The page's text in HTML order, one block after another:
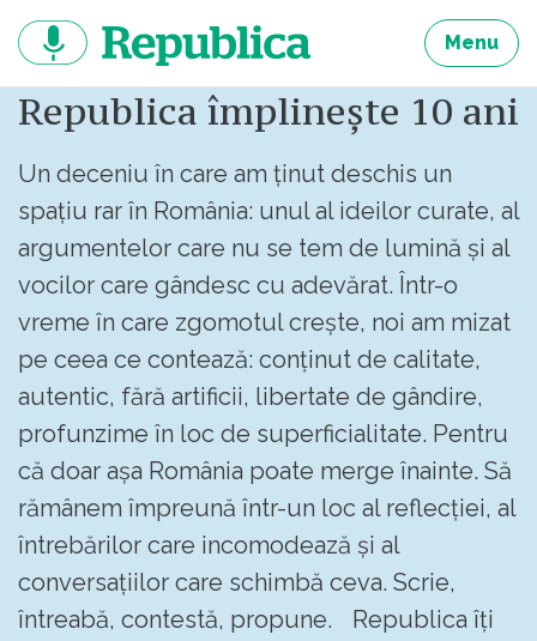
continut
Menu
Republica împlinește 10 ani
Un deceniu în care am ținut deschis un
spațiu rar în România: unul al ideilor curate, al
argumentelor care nu se tem de lumină și al
vocilor care gândesc cu adevărat. Într-o
vreme în care zgomotul crește, noi am mizat
pe ceea ce contează: conținut de calitate,
autentic, fără artificii, libertate de gândire,
profunzime în loc de superficialitate. Pentru
că doar așa România poate merge înainte. Să
rămânem împreună într-un loc al reflecției, al
întrebărilor care incomodează și al
conversațiilor care schimbă ceva. Scrie,
întreabă, contestă, propune. Republica îți